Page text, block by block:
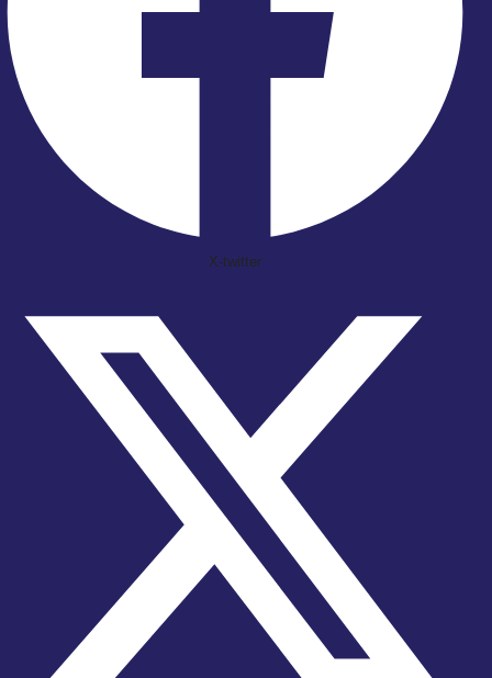
X-twitter